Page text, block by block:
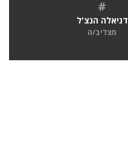
#
דניאלה הנצ'ל
מצליב/ה